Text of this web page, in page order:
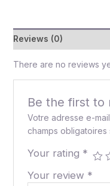
Reviews (0)
There are no reviews
Be the first to
Votre adresse e-
champs
Your rating *
Your review *